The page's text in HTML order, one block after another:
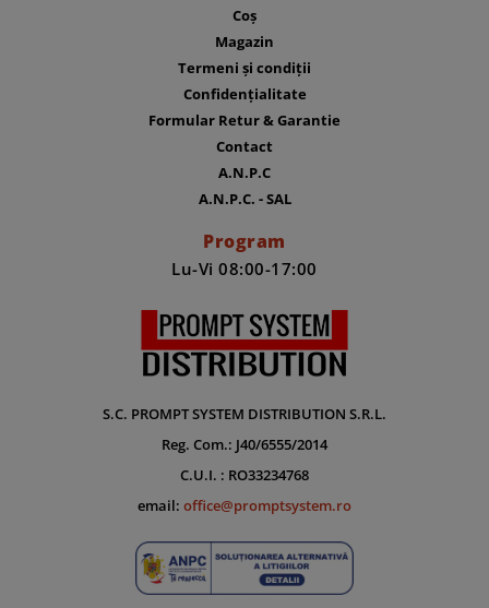
Coș
Magazin
Termeni și condiții
Confidențialitate
Formular Retur & Garantie
Contact
A.N.P.C
A.N.P.C. - SAL
Program
Lu-Vi 08:00-17:00
S.C. PROMPT SYSTEM DISTRIBUTION S.R.L.
Reg. Com.: J40/6555/2014
C.U.I. : RO33234768
email: office@promptsystem.ro